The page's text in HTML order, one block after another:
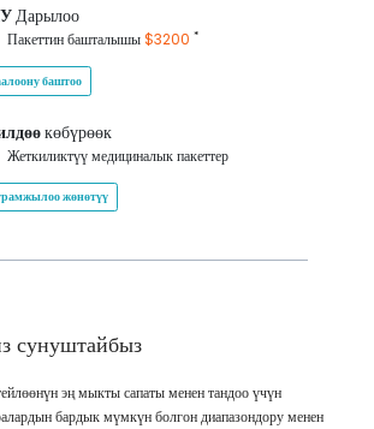
Дарылоо
Пакеттин башталышы$3200 *
баштоо
көбүрөөк
Жеткиликтүү медициналык пакеттер
жөнөтүү
сунуштайбыз
эң мыкты сапаты менен тандоо үчүн
бардык мүмкүн болгон диапазондору менен